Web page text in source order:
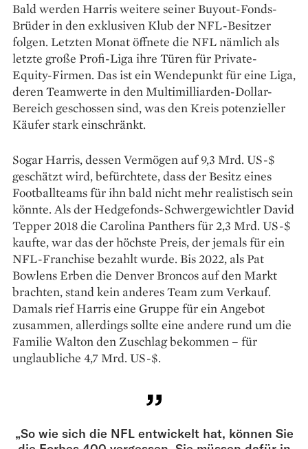
Bald werden Harris weitere seiner Buyout-Fonds-
Brüder in den exklusiven Klub der NFL-Besitzer
folgen. Letzten Monat öffnete die NFL nämlich als
letzte große Profi-Liga ihre Türen für Private-
Equity-Firmen. Das ist ein Wendepunkt für eine Liga,
deren Teamwerte in den Multi­milliarden-Dollar-
Bereich geschossen sind, was den Kreis potenzieller
Käufer stark einschränkt.
Sogar Harris, dessen Vermögen auf 9,3 Mrd. US-$
geschätzt wird, befürchtete, dass der Besitz eines
Footballteams für ihn bald nicht mehr realistisch sein
könnte. Als der Hedgefonds-Schwergewichtler David
Tepper 2018 die Carolina Panthers für 2,3 Mrd. US-$
kaufte, war das der höchste Preis, der jemals für ein
NFL-Franchise bezahlt wurde. Bis 2022, als Pat
Bowlens Erben die Denver Broncos auf den Markt
brachten, stand kein anderes Team zum Verkauf.
Damals rief Harris eine Gruppe für ein Angebot
zusammen, allerdings sollte eine andere rund um die
Familie Walton den Zuschlag bekommen – für
unglaubliche 4,7 Mrd. US-$.
„So wie sich die NFL entwickelt hat, können Sie